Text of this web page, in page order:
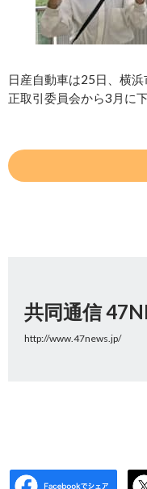
日産自動車は25日、横
正取引委員会から3月に
共同通信
http://www.47news.jp/